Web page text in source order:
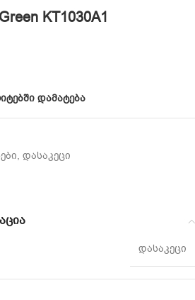
KT1030A1
დამატება
, დასაკეცი
დასაკეცი